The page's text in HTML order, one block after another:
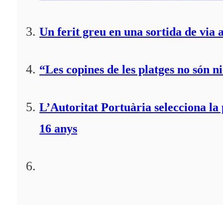
Un ferit greu en una sortida de via
“Les copines de les platges no
L’Autoritat Portuària selecciona
16 anys